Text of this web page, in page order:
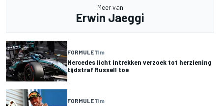
Meer van
Erwin Jaeggi
FORMULE 11 m
Mercedes licht intrekken verzoek tot herziening
tijdstraf Russell toe
FORMULE 11 m